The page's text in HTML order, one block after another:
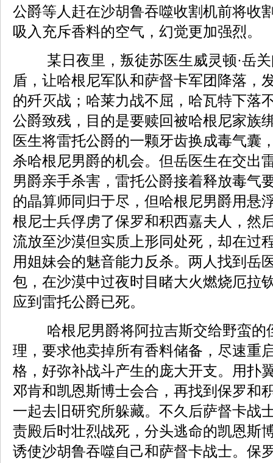
公爵等人赶在沙胡鲁吞噬收割机前将收
吸入充斥香料的空气，幻觉更加强烈。
某日夜里，叛徒苏医生威灵顿·岳
盾，让哈根尼军队和萨督卡军团降落，
的歼灭战；哈莱力战不屈，哈瓦特下落
公爵致残，目的是要赎回被哈根尼家族
医生将雷托公爵的一颗牙齿换成毒气囊
杀哈根尼男爵的机会。但岳医生在交出
男爵亲手杀害，雷托公爵接着释放毒气
的晶算师同归于尽，但哈根尼男爵用悬
根尼士兵俘虏了保罗和积西嘉夫人，然
流放至沙漠但实质上形同处死，却在过
用姐妹会的魅音能力反杀。两人找到岳
包，在沙漠中过夜时目睹大火燃烧厄拉
应到雷托公爵已死。
哈根尼男爵将阿拉吉斯交给野蛮的
理，要求他卖掉所有香料储备，尽速重
格，好弥补战斗产生的庞大开支。用扑
邓肯和凯恩斯博士会合，再找到保罗和
一起去旧研究所躲藏。不久后萨督卡战
责殿后时壮烈战死，分头逃命的凯恩斯
诱使沙胡鲁吞噬自己和萨督卡战士。保